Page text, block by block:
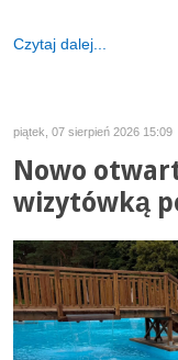
Czytaj dalej...
piątek, 07 sierpień 2026 15:09
Nowo
wizytówką